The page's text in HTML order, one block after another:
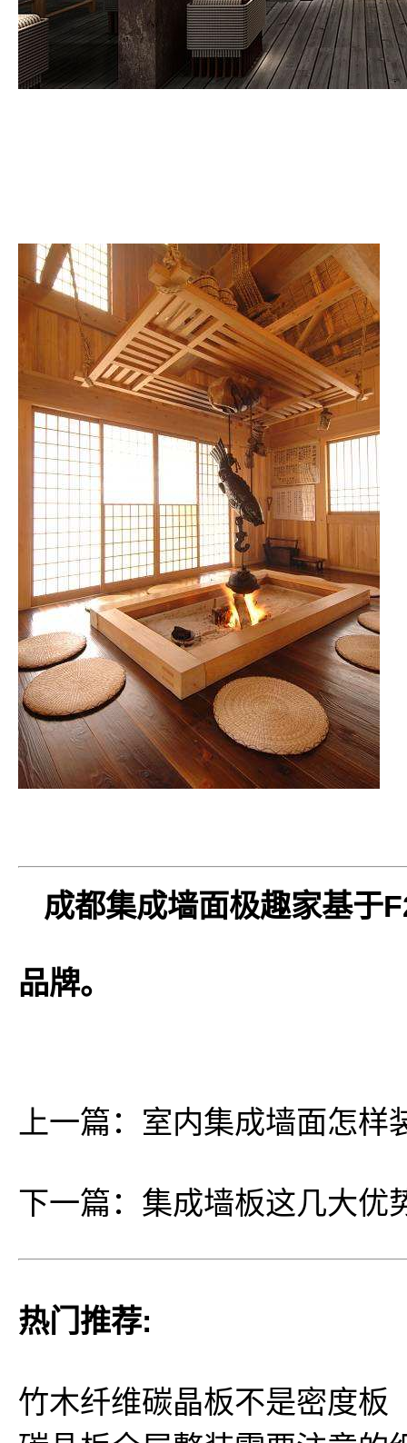
成都集成墙面极趣家基于
品牌。
上一篇： 室内集成墙面怎样
下一篇： 集成墙板这几大优
热门推荐:
竹木纤维碳晶板不是密度板